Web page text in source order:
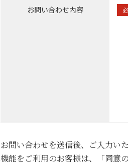
お問い合わせ内容
お問い合わせを送信後、ご入力い
機能をご利用のお客様は、「同意